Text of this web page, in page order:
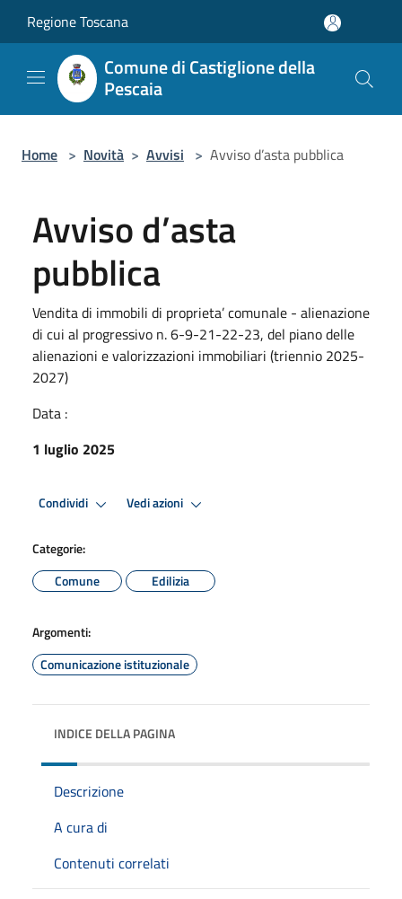
Regione Toscana
Comune di Castiglione della
Pescaia
Home > Novità > Avvisi > Avviso d’asta pubblica
Avviso d’asta
pubblica
Vendita di immobili di proprieta’ comunale - alienazione
di cui al progressivo n. 6-9-21-22-23, del piano delle
alienazioni e valorizzazioni immobiliari (triennio 2025-
2027)
Data :
1 luglio 2025
Condividi Vedi azioni
Categorie:
Comune
Edilizia
Argomenti:
Comunicazione istituzionale
INDICE DELLA PAGINA
Descrizione
A cura di
Contenuti correlati